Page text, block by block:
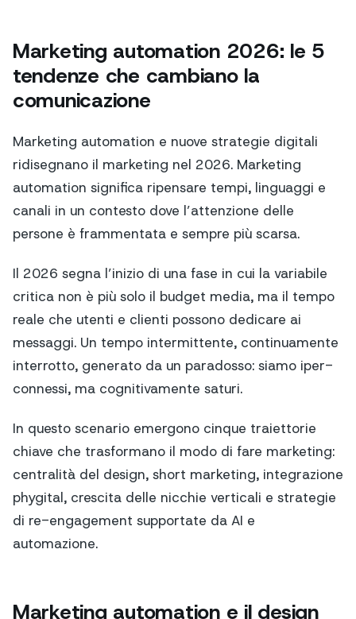
Marketing automation 2026: le 5
tendenze che cambiano la
comunicazione
Marketing automation e nuove strategie digitali
ridisegnano il marketing nel 2026. Marketing
automation significa ripensare tempi, linguaggi e
canali in un contesto dove l’attenzione delle
persone è frammentata e sempre più scarsa.
Il 2026 segna l’inizio di una fase in cui la variabile
critica non è più solo il budget media, ma il tempo
reale che utenti e clienti possono dedicare ai
messaggi. Un tempo intermittente, continuamente
interrotto, generato da un paradosso: siamo iper-
connessi, ma cognitivamente saturi.
In questo scenario emergono cinque traiettorie
chiave che trasformano il modo di fare marketing:
centralità del design, short marketing, integrazione
phygital, crescita delle nicchie verticali e strategie
di re-engagement supportate da AI e
automazione.
Marketing automation e il design